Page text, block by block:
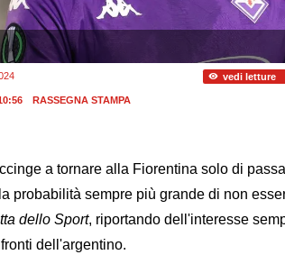
vedi letture
RASSEGNA STAMPA
a tornare alla Fiorentina solo di
probabilità sempre più grande di non
dello Sport, riportando dell'interesse
dell'argentino.